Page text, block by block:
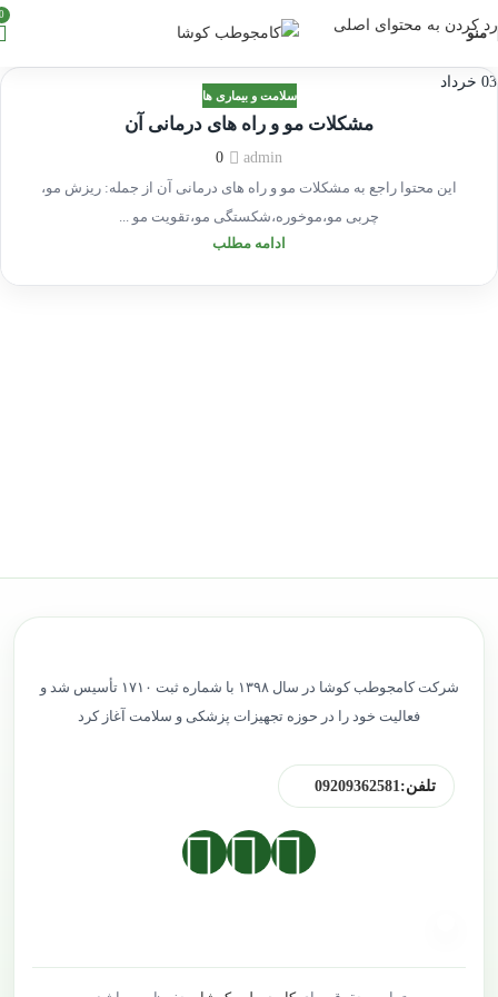
رد کردن به محتوای اصلی
منو
03 خرداد
سلامت و بیماری ها
مشکلات مو و راه های درمانی آن
admin
0
این محتوا راجع به مشکلات مو و راه های درمانی آن از جمله: ریزش مو،
چربی مو،موخوره،شکستگی مو،تقویت مو ...
ادامه مطلب
شرکت کامجوطب کوشا در سال ۱۳۹۸ با شماره ثبت ۱۷۱۰ تأسیس شد و
فعالیت خود را در حوزه تجهیزات پزشکی و سلامت آغاز کرد
تلفن:09209362581